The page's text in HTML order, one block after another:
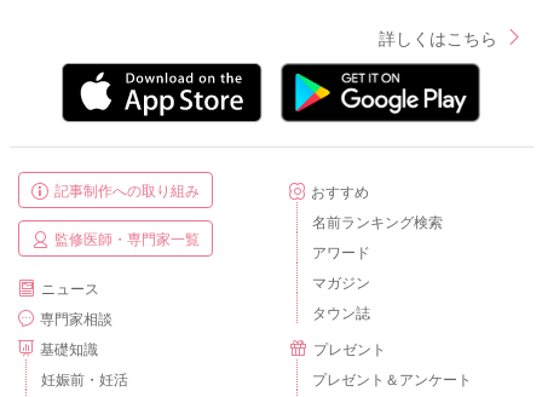
詳しくはこちら
記事制作への取り組み
監修医師・専門家一覧
ニュース
専門家相談
基礎知識
妊娠前・妊活
おすすめ
名前ランキング検索
アワード
マガジン
タウン誌
プレゼント
プレゼント＆アンケート